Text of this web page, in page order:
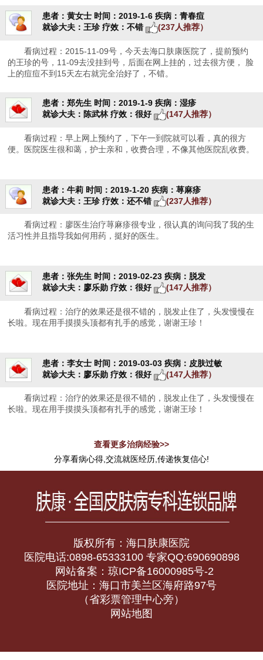
患者：黄女士 时间：2019-1-6 疾病：青春痘
就诊大夫：王珍 疗效：不错 (237人推荐）
看病过程：2015-11-09号，今天去海口肤康医院了，提前预约
的王珍的号，11-09去没挂到号，后面在网上挂的，过去很方便， 脸
上的痘痘不到15天左右就完全治好了，不错。
患者：郑先生 时间：2019-1-9 疾病：湿疹
就诊大夫：陈武林 疗效：很好 (147人推荐）
看病过程：早上网上预约了，下午一到院就可以看，真的很方
便。医院医生很和蔼，护士亲和，收费合理，不像其他医院乱收费。
患者：牛莉 时间：2019-1-20 疾病：荨麻疹
就诊大夫：王珍 疗效：还不错 (237人推荐）
看病过程：廖医生治疗荨麻疹很专业，很认真的询问我了我的生
活习性并且指导我如何用药，挺好的医生。
患者：张先生 时间：2019-02-23 疾病：脱发
就诊大夫：廖乐勋 疗效：很好 (147人推荐）
看病过程：治疗的效果还是很不错的，脱发止住了，头发慢慢在
长啦。现在用手摸摸头顶都有扎手的感觉，谢谢王珍！
患者：李女士 时间：2019-03-03 疾病：皮肤过敏
就诊大夫：廖乐勋 疗效：很好 (147人推荐）
看病过程：治疗的效果还是很不错的，脱发止住了，头发慢慢在
长啦。现在用手摸摸头顶都有扎手的感觉，谢谢王珍！
查看更多治病经验>>
分享看病心得,交流就医经历,传递恢复信心!
版权所有：海口肤康医院
医院电话:0898-65333100 专家QQ:690690898
网站备案：琼ICP备16000985号-2
医院地址：海口市美兰区海府路97号
（省彩票管理中心旁）
网站地图